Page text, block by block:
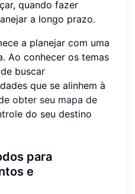
quando fazer
a longo prazo.
a planejar com uma
Ao conhecer os temas
buscar
que se alinhem à
obter seu mapa de
do seu destino
para
e